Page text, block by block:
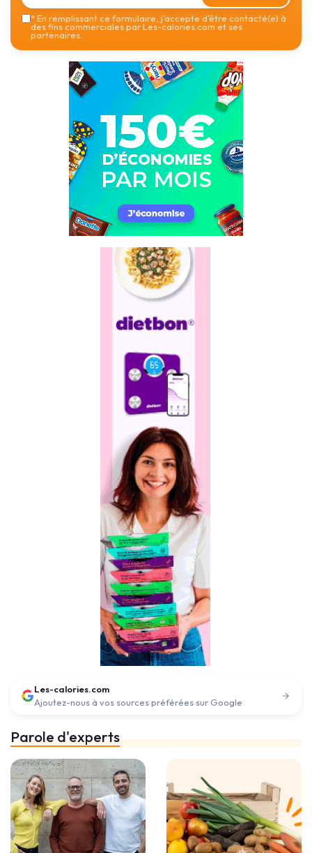
*En remplissant ce formulaire, j’accepte d’être contacté(e) à
des fins commerciales par Les-calories.com et ses
partenaires.
Les-calories.com
Ajoutez-nous à vos sources préférées sur Google
Parole d'experts